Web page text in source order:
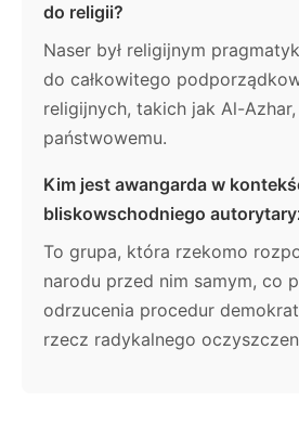
do religii?
Naser był religijnym
do całkowitego
religijnych, takich jak Al-
państwowemu.
Kim jest awangarda w
bliskowschodniego
To grupa, która rzekomo
narodu przed nim samym, co
odrzucenia procedur
rzecz radykalnego